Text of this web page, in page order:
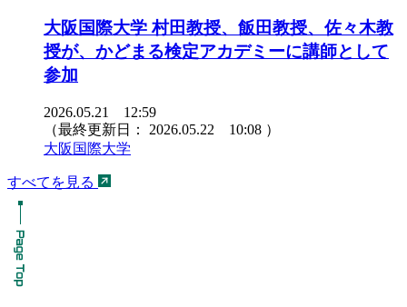
大阪国際大学 村田教授、飯田教授、佐々木教
授が、かどまる検定アカデミーに講師として
参加
2026.05.21 12:59
（最終更新日： 2026.05.22 10:08 ）
大阪国際大学
すべてを見る